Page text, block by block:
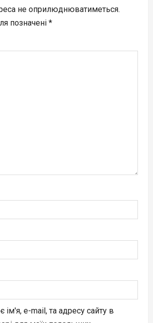
не оприлюднюватиметься.
позначені *
ім'я, e-mail, та адресу сайту в